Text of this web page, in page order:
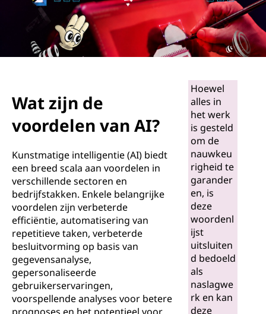
Wat zijn de
voordelen van AI?
Kunstmatige intelligentie (AI) biedt
een breed scala aan voordelen in
verschillende sectoren en
bedrijfstakken. Enkele belangrijke
voordelen zijn verbeterde
efficiëntie, automatisering van
repetitieve taken, verbeterde
besluitvorming op basis van
gegevensanalyse,
gepersonaliseerde
gebruikerservaringen,
voorspellende analyses voor betere
Hoewel
alles in
het werk
is gesteld
om de
nauwkeu
righeid te
garander
en, is
deze
woordenl
ijst
uitsluiten
d bedoeld
als
naslagwe
rk en kan
deze